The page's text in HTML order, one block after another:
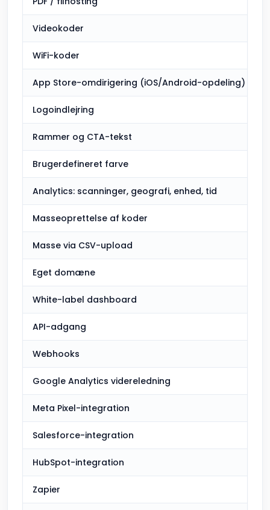
Videokoder
WiFi-koder
App Store-omdirigering (iOS/Android-opdeling)
Logoindlejring
Rammer og CTA-tekst
Brugerdefineret farve
Analytics: scanninger, geografi, enhed, tid
Masseoprettelse af koder
Masse via CSV-upload
Eget domæne
White-label dashboard
API-adgang
Webhooks
Google Analytics videreledning
Meta Pixel-integration
Salesforce-integration
HubSpot-integration
Zapier